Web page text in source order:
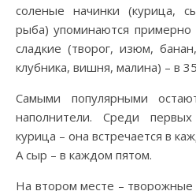
соленые начинки (курица,
рыба) упоминаются
сладкие (творог, изюм,
клубника, вишня, малина) – в
Самыми популярными
наполнители. Среди
курица – она встречается в
А сыр – в каждом пятом.
На втором месте –